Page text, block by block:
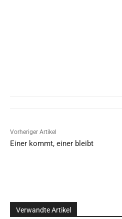
Vorheriger Artikel
Einer kommt, einer bleibt
Verwandte Artikel